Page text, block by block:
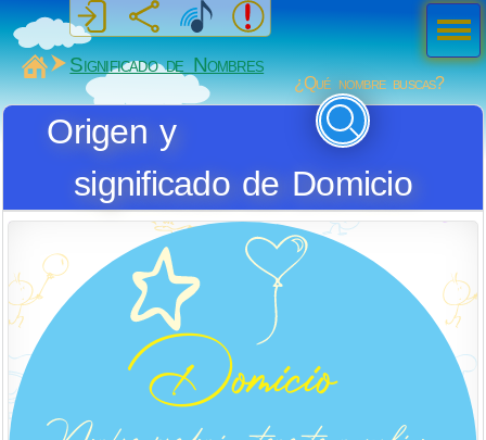
MiSabueso
Significado de Nombres
¿Qué nombre buscas?
Origen y
significado de Domicio
Men
ú